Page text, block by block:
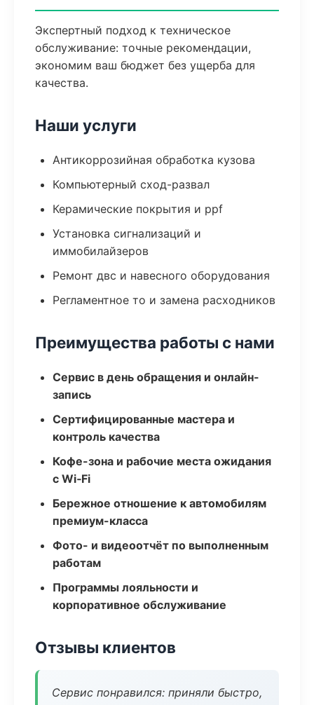
Экспертный подход к техническое
обслуживание: точные рекомендации,
экономим ваш бюджет без ущерба для
качества.
Наши услуги
Антикоррозийная обработка кузова
Компьютерный сход-развал
Керамические покрытия и ppf
Установка сигнализаций и
иммобилайзеров
Ремонт двс и навесного оборудования
Регламентное то и замена расходников
Преимущества работы с нами
Сервис в день обращения и онлайн-
запись
Сертифицированные мастера и
контроль качества
Кофе-зона и рабочие места ожидания
с Wi‑Fi
Бережное отношение к автомобилям
премиум-класса
Фото- и видеоотчёт по выполненным
работам
Программы лояльности и
корпоративное обслуживание
Отзывы клиентов
Сервис понравился: приняли быстро,